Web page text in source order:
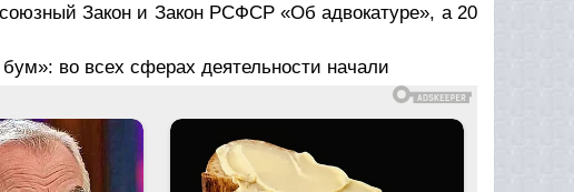
Закон и Закон РСФСР «Об адвокатуре», а 20
во всех сферах деятельности начали